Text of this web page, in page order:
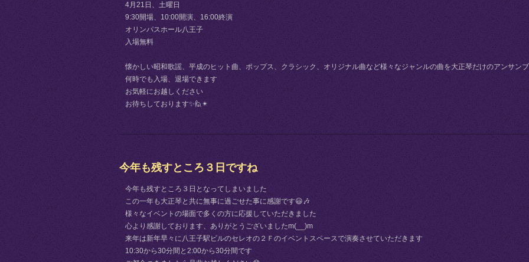
4月21日、土曜日
9:30開場、10:00開演、16:00終演
オリンパスホール八王子
入場無料
懐かしい昭和歌謡、平成のヒット曲、ポップス、クラシック、オリジナル曲など様々なジャンルの曲を大正琴だけのアンサン
何時でも入場、退場できます
お気軽にお越しください
お待ちしております✨🙋✴
今年も残すところ３日ですね
今年も残すところ３日となってしまいました
この一年も大正琴と共に無事に過ごせた事に感謝です😃🎶
様々なイベントの場面で多くの方に応援していただきました
心より感謝しております、ありがとうございましたm(__)m
来年は新年早々に八王子駅ビルのセレオの２Ｆのイベントスペースで演奏させていただきます
10:30から30分間と2:00から30分間です